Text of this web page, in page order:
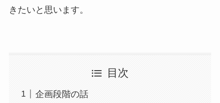
きたいと思います。
目次
企画段階の話